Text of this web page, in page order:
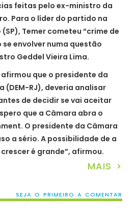
feitas pelo ex-ministro da
Para o líder do partido na
Temer cometeu “crime de
envolver numa questão
Geddel Vieira Lima.
que o presidente da
(DEM-RJ), deveria analisar
de decidir se vai aceitar
que a Câmara abra o
O presidente da Câmara
a sério. A possibilidade de a
é grande”, afirmou.
MAIS >
SEJA O PRIMEIRO A COMENTAR